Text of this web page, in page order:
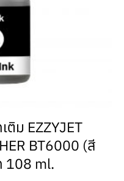
ติม EZZYJET
BT6000 (สี
108 ml.